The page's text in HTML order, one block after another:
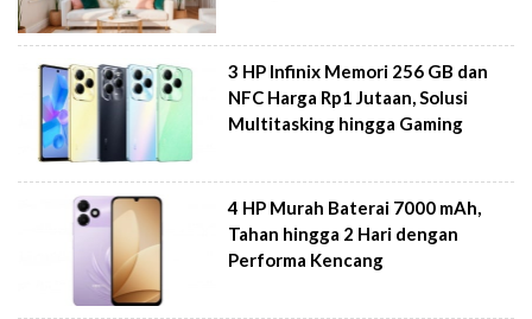
3 HP Infinix Memori 256 GB dan
NFC Harga Rp1 Jutaan, Solusi
Multitasking hingga Gaming
4 HP Murah Baterai 7000 mAh,
Tahan hingga 2 Hari dengan
Performa Kencang